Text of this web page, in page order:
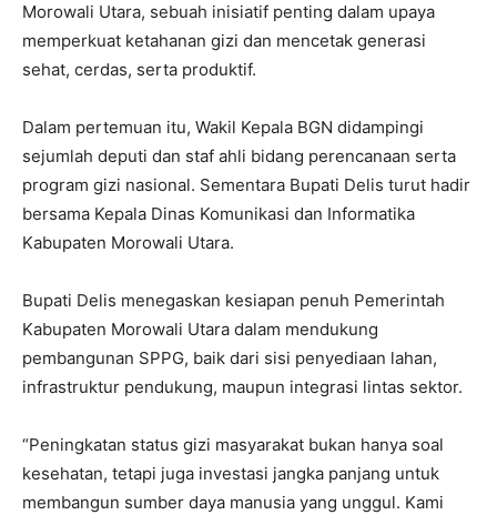
Morowali Utara, sebuah inisiatif penting dalam upaya
memperkuat ketahanan gizi dan mencetak generasi
sehat, cerdas, serta produktif.
Dalam pertemuan itu, Wakil Kepala BGN didampingi
sejumlah deputi dan staf ahli bidang perencanaan serta
program gizi nasional. Sementara Bupati Delis turut hadir
bersama Kepala Dinas Komunikasi dan Informatika
Kabupaten Morowali Utara.
Bupati Delis menegaskan kesiapan penuh Pemerintah
Kabupaten Morowali Utara dalam mendukung
pembangunan SPPG, baik dari sisi penyediaan lahan,
infrastruktur pendukung, maupun integrasi lintas sektor.
“Peningkatan status gizi masyarakat bukan hanya soal
kesehatan, tetapi juga investasi jangka panjang untuk
membangun sumber daya manusia yang unggul. Kami